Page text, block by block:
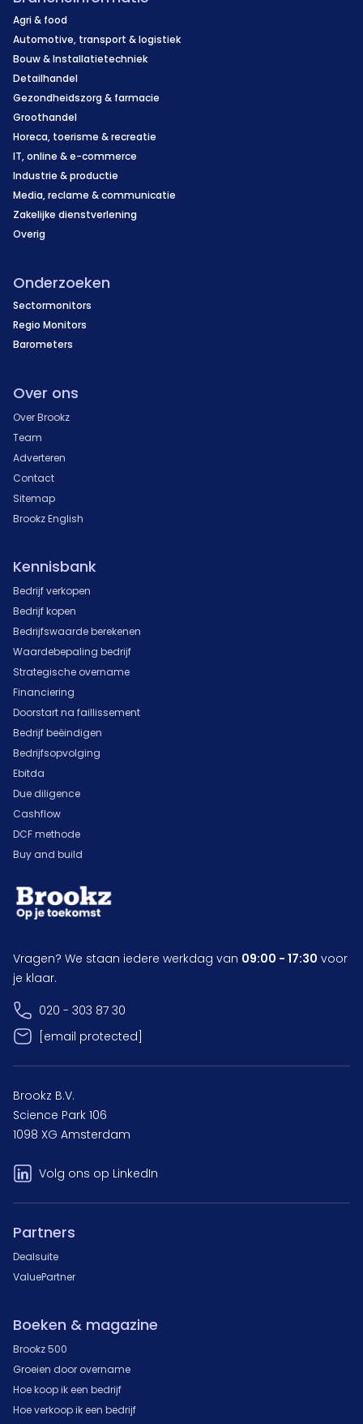
Agri & food
Automotive, transport & logistiek
Bouw & Installatietechniek
Detailhandel
Gezondheidszorg & farmacie
Groothandel
Horeca, toerisme & recreatie
IT, online & e-commerce
Industrie & productie
Media, reclame & communicatie
Zakelijke dienstverlening
Overig
Onderzoeken
Sectormonitors
Regio Monitors
Barometers
Over ons
Over Brookz
Team
Adverteren
Contact
Sitemap
Brookz English
Kennisbank
Bedrijf verkopen
Bedrijf kopen
Bedrijfswaarde berekenen
Waardebepaling bedrijf
Strategische overname
Financiering
Doorstart na faillissement
Bedrijf beëindigen
Bedrijfsopvolging
Ebitda
Due diligence
Cashflow
DCF methode
Buy and build
Vragen? We staan iedere werkdag van 09:00 - 17:30 voor
je klaar.
020 - 303 87 30
[email protected]
Brookz B.V.
Science Park 106
1098 XG Amsterdam
Volg ons op LinkedIn
Partners
Dealsuite
ValuePartner
Boeken & magazine
Brookz 500
Groeien door overname
Hoe koop ik een bedrijf
Hoe verkoop ik een bedrijf